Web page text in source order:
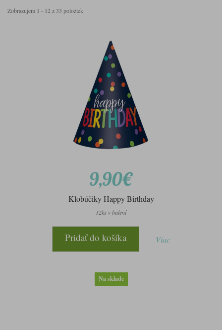
Zobrazujem 1 - 12 z 33 položiek
9,90€
Klobúčiky Happy Birthday
12ks v balení
Pridať do košíka Viac
Na sklade